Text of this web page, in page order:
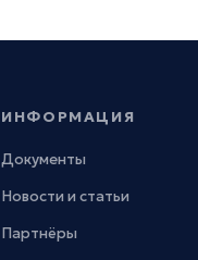
ИНФОРМАЦИЯ
Документы
Новости и статьи
Партнёры